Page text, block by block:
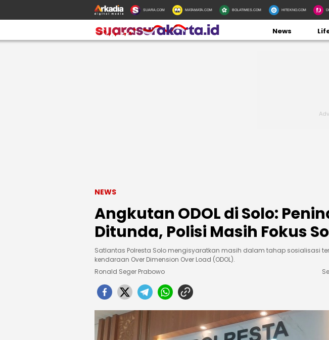
SUARA.COM MATAMATA.COM BOLATIMES.COM HITEKNO.COM
News
NEWS
Angkutan ODOL di Solo:
Ditunda, Polisi Masih Fokus
Satlantas Polresta Solo mengisyaratkan masih dalam tahap sosialisasi
kendaraan Over Dimension Over Load (ODOL).
Ronald Seger Prabowo